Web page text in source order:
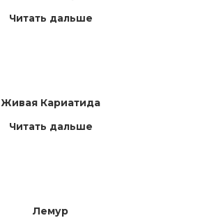
Читать дальше
Живая Кариатида
Читать дальше
Лемур